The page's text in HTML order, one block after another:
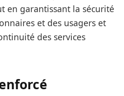
en garantissant la sécurité
et des usagers et
des services